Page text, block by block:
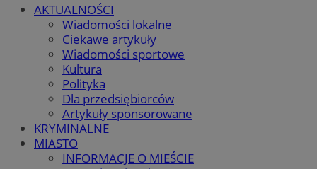
AKTUALNOŚCI
Wiadomości lokalne
Ciekawe artykuły
Wiadomości sportowe
Kultura
Polityka
Dla przedsiębiorców
Artykuły sponsorowane
KRYMINALNE
MIASTO
INFORMACJE O MIEŚCIE